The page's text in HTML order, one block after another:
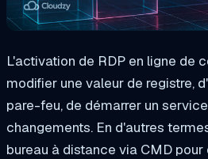
L'activation de RDP en ligne de
modifier une valeur de registre,
pare-feu, de démarrer un
changements. En d'autres
bureau à distance via CMD